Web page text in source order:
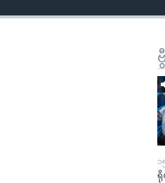
ကျော်
၁